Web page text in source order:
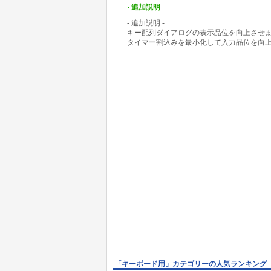
追加説明
- 追加説明 -
キー配列ダイアログの表示品位を向上させま
タイマー割込みを最小化して入力品位を向
「キーボード用」カテゴリーの人気ランキング